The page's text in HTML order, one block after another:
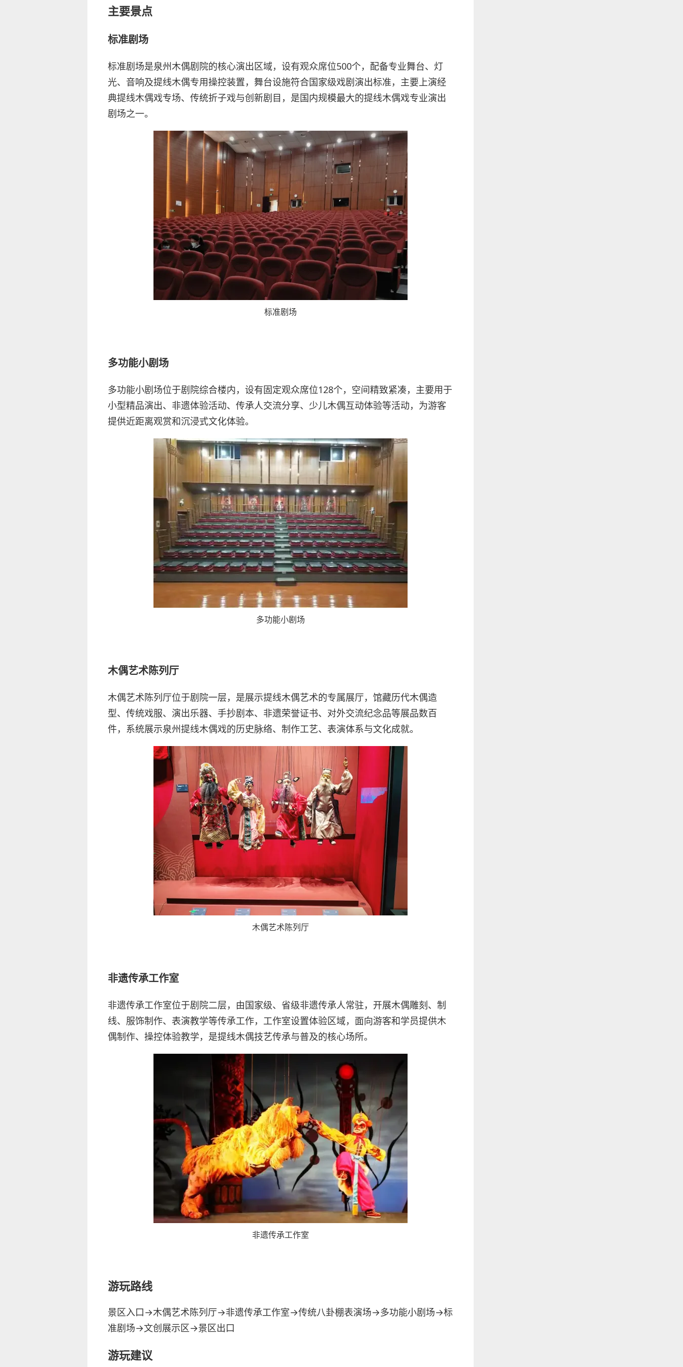
主要景点
标准剧场
标准剧场是泉州木偶剧院的核心演出区域，设有观众席位500个，配备专业舞台、灯
光、音响及提线木偶专用操控装置，舞台设施符合国家级戏剧演出标准，主要上演经
典提线木偶戏专场、传统折子戏与创新剧目，是国内规模最大的提线木偶戏专业演出
剧场之一。
标准剧场
多功能小剧场
多功能小剧场位于剧院综合楼内，设有固定观众席位128个，空间精致紧凑，主要用于
小型精品演出、非遗体验活动、传承人交流分享、少儿木偶互动体验等活动，为游客
提供近距离观赏和沉浸式文化体验。
多功能小剧场
木偶艺术陈列厅
木偶艺术陈列厅位于剧院一层，是展示提线木偶艺术的专属展厅，馆藏历代木偶造
型、传统戏服、演出乐器、手抄剧本、非遗荣誉证书、对外交流纪念品等展品数百
件，系统展示泉州提线木偶戏的历史脉络、制作工艺、表演体系与文化成就。
木偶艺术陈列厅
非遗传承工作室
非遗传承工作室位于剧院二层，由国家级、省级非遗传承人常驻，开展木偶雕刻、制
线、服饰制作、表演教学等传承工作，工作室设置体验区域，面向游客和学员提供木
偶制作、操控体验教学，是提线木偶技艺传承与普及的核心场所。
非遗传承工作室
游玩路线
景区入口→木偶艺术陈列厅→非遗传承工作室→传统八卦棚表演场→多功能小剧场→标
准剧场→文创展示区→景区出口
游玩建议